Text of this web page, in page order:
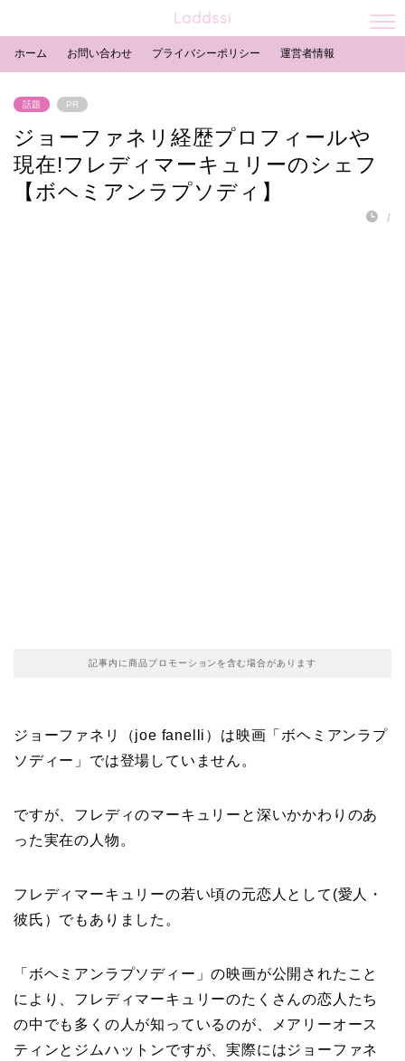
Laddssi
ホーム お問い合わせ プライバシーポリシー 運営者情報
話題 PR
ジョーファネリ経歴プロフィールや
現在!フレディマーキュリーのシェフ
【ボヘミアンラプソディ】
/
記事内に商品プロモーションを含む場合があります
ジョーファネリ（joe fanelli）は映画「ボヘミアンラプ
ソディー」では登場していません。
ですが、フレディのマーキュリーと深いかかわりのあ
った実在の人物。
フレディマーキュリーの若い頃の元恋人として(愛人・
彼氏）でもありました。
「ボヘミアンラプソディー」の映画が公開されたこと
により、フレディマーキュリーのたくさんの恋人たち
の中でも多くの人が知っているのが、メアリーオース
ティンとジムハットンですが、実際にはジョーファネ